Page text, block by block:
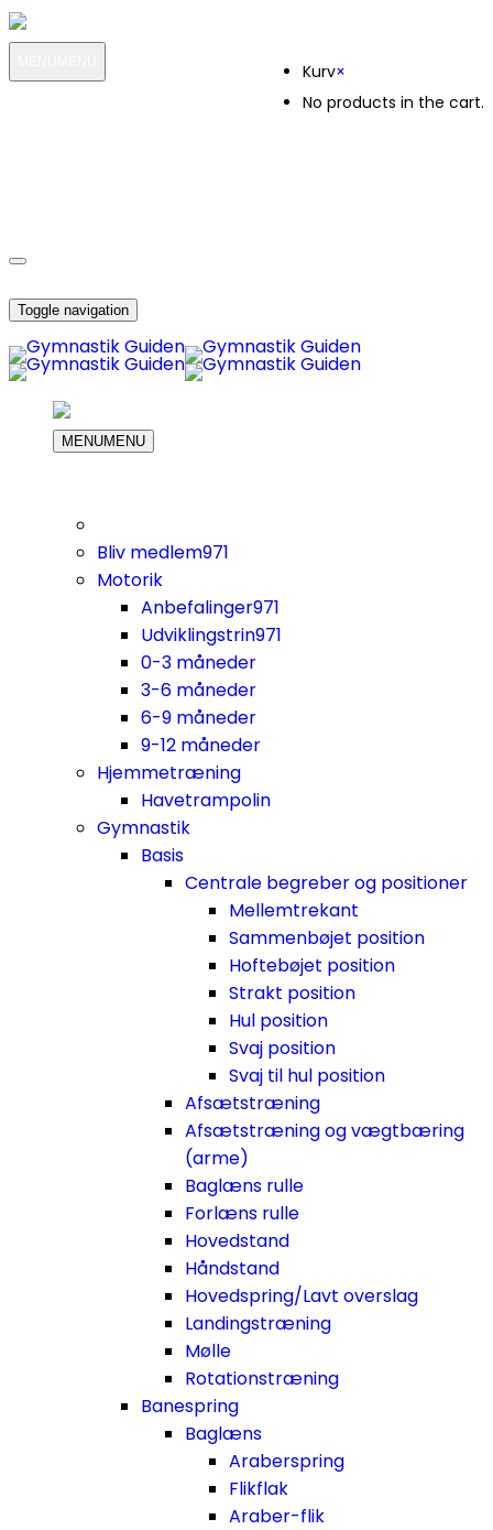
Kurv×
No products in the cart.
Toggle navigation
MENUMENU
Bliv medlem971
Motorik
Anbefalinger971
Udviklingstrin971
0-3 måneder
3-6 måneder
6-9 måneder
9-12 måneder
Hjemmetræning
Havetrampolin
Gymnastik
Basis
Centrale begreber og positioner
Mellemtrekant
Sammenbøjet position
Hoftebøjet position
Strakt position
Hul position
Svaj position
Svaj til hul position
Afsætstræning
Afsætstræning og vægtbæring
(arme)
Baglæns rulle
Forlæns rulle
Hovedstand
Håndstand
Hovedspring/Lavt overslag
Landingstræning
Mølle
Rotationstræning
Banespring
Baglæns
Araberspring
Flikflak
Araber-flik